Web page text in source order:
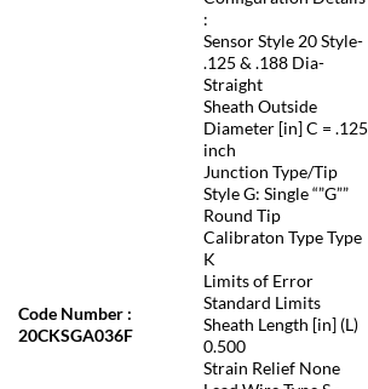
Code Number :
20CKSGA036F
:
Sensor Style 20 Style-
.125 & .188 Dia-
Straight
Sheath Outside
Diameter [in] C = .125
inch
Junction Type/Tip
Style G: Single “”G””
Round Tip
Calibraton Type Type
K
Limits of Error
Standard Limits
Sheath Length [in] (L)
0.500
Strain Relief None